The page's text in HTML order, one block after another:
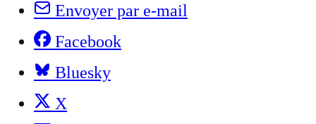
Envoyer par e-mail
Facebook
Bluesky
X